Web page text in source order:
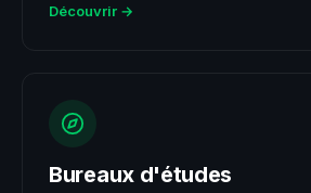
Découvrir →
Bureaux d'études